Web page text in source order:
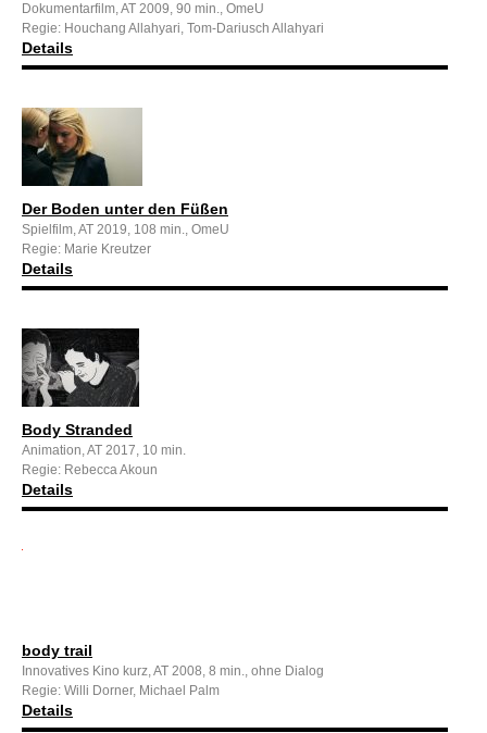
Dokumentarfilm, AT 2009, 90 min., OmeU
Regie: Houchang Allahyari, Tom-Dariusch Allahyari
Details
Der Boden unter den Füßen
Spielfilm, AT 2019, 108 min., OmeU
Regie: Marie Kreutzer
Details
Body Stranded
Animation, AT 2017, 10 min.
Regie: Rebecca Akoun
Details
body trail
Innovatives Kino kurz, AT 2008, 8 min., ohne Dialog
Regie: Willi Dorner, Michael Palm
Details